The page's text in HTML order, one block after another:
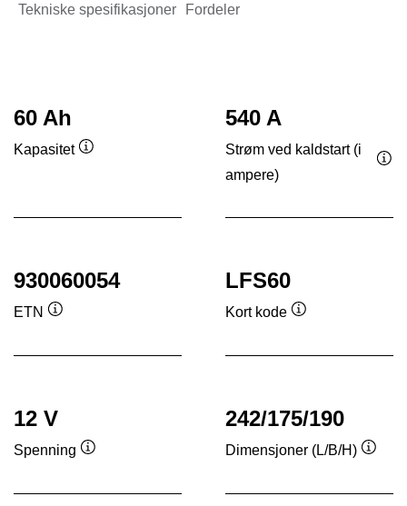
Tekniske spesifikasjoner Fordeler
60 Ah
Kapasitet
540 A
Strøm ved kaldstart (i
ampere)
930060054
ETN
LFS60
Kort kode
12 V
Spenning
242/175/190
Dimensjoner (L/B/H)